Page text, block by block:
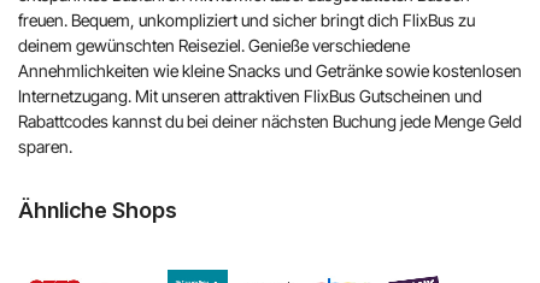
freuen. Bequem, unkompliziert und sicher bringt dich FlixBus zu
deinem gewünschten Reiseziel. Genieße verschiedene
Annehmlichkeiten wie kleine Snacks und Getränke sowie kostenlosen
Internetzugang. Mit unseren attraktiven FlixBus Gutscheinen und
Rabattcodes kannst du bei deiner nächsten Buchung jede Menge Geld
sparen.
Ähnliche Shops